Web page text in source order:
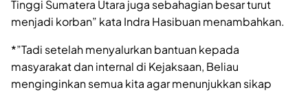
Tinggi Sumatera Utara juga sebahagian besar turut
menjadi korban” kata Indra Hasibuan menambahkan.
*”Tadi setelah menyalurkan bantuan kepada
masyarakat dan internal di Kejaksaan, Beliau
menginginkan semua kita agar menunjukkan sikap